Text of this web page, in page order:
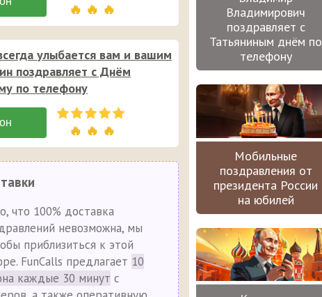
Владимирович
поздравляет с
Татьяниным днём по
телефону
Мобильные
поздравления от
президента России
на юбилей
🔥 🔥 🔥
улыбается вам и вашим
поздравляет с Днём
по телефону
🔥 🔥 🔥
что 100% доставка
невозможна, мы
приблизиться к этой
FunCalls предлагает 10
каждые 30 минут с